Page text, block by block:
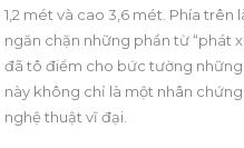
1,2 mét và cao 3,6 mét. Phía
ngăn chặn những phần từ “phát
đã tô điểm cho bức tường
này không chỉ là một nhân
nghệ thuật vĩ đại.